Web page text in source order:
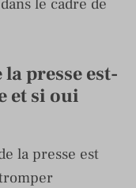
le cadre de
presse est-
et si oui
la presse est